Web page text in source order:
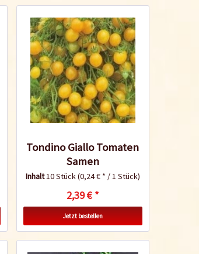
Tondino Giallo Tomaten
Samen
Inhalt10 Stück(0,24 € * / 1 Stück)
2,39 € *
Jetzt bestellen